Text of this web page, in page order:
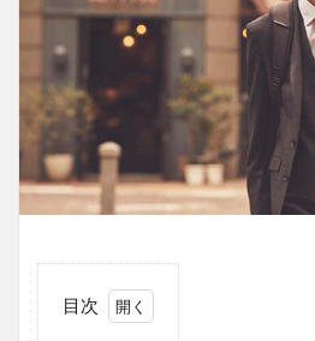
目次